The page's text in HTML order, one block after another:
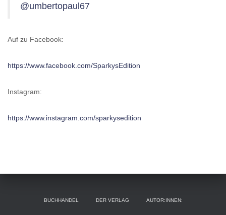
@umbertopaul67
Auf zu Facebook:
https://www.facebook.com/SparkysEdition
Instagram:
https://www.instagram.com/sparkysedition
BUCHHANDEL DER VERLAG AUTOR:INNEN: